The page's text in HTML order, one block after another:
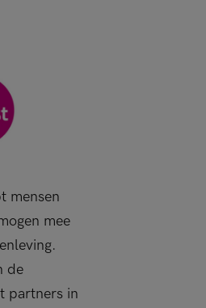
mensen
mee
de
partners in